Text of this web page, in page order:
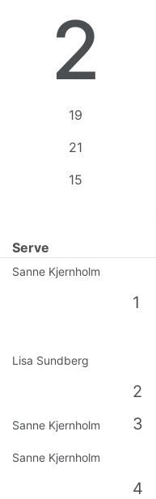
2
19
21
15
Serve
Sanne Kjernholm
1
Lisa Sundberg
2
Sanne Kjernholm 3
Sanne Kjernholm
4